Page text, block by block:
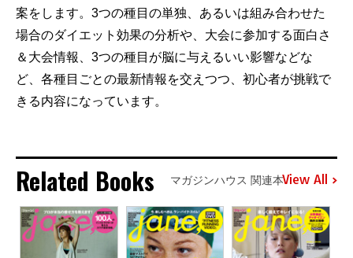
案をします。3つの種目の単独、あるいは組み合わせた
場合のダイエット効果の分析や、大会に参加する面白さ
＆大会情報、3つの種目が脳に与えるいい影響などな
ど、各種目ごとの最新情報を交えつつ、初心者が挑戦で
きる内容になっています。
Related Books マガジンハウス 関連本View All